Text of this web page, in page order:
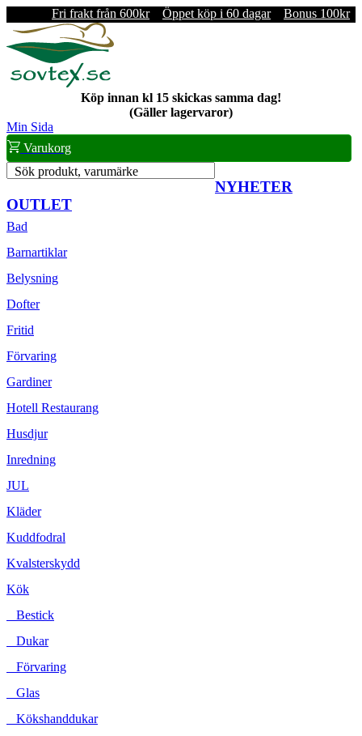
Fri frakt från 600kr Öppet köp i 60 dagar Bonus 100kr
Köp innan kl 15 skickas samma dag!
(Gäller lagervaror)
Min Sida
Varukorg
Sök produkt, varumärke
NYHETER
OUTLET
Bad
Barnartiklar
Belysning
Dofter
Fritid
Förvaring
Gardiner
Hotell Restaurang
Husdjur
Inredning
JUL
Kläder
Kuddfodral
Kvalsterskydd
Kök
Bestick
Dukar
Förvaring
Glas
Kökshanddukar